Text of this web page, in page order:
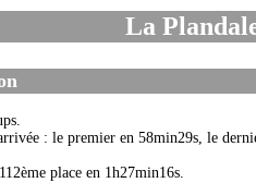
La
: le premier en 58min29s, le
place en 1h27min16s.